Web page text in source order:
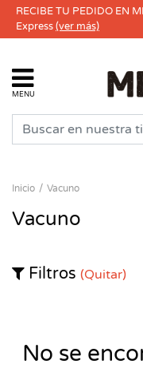
RECIBE TU PEDIDO EN
Express(ver más)
MENU
Inicio Vacuno
Vacuno
Filtros (Quitar)
No se